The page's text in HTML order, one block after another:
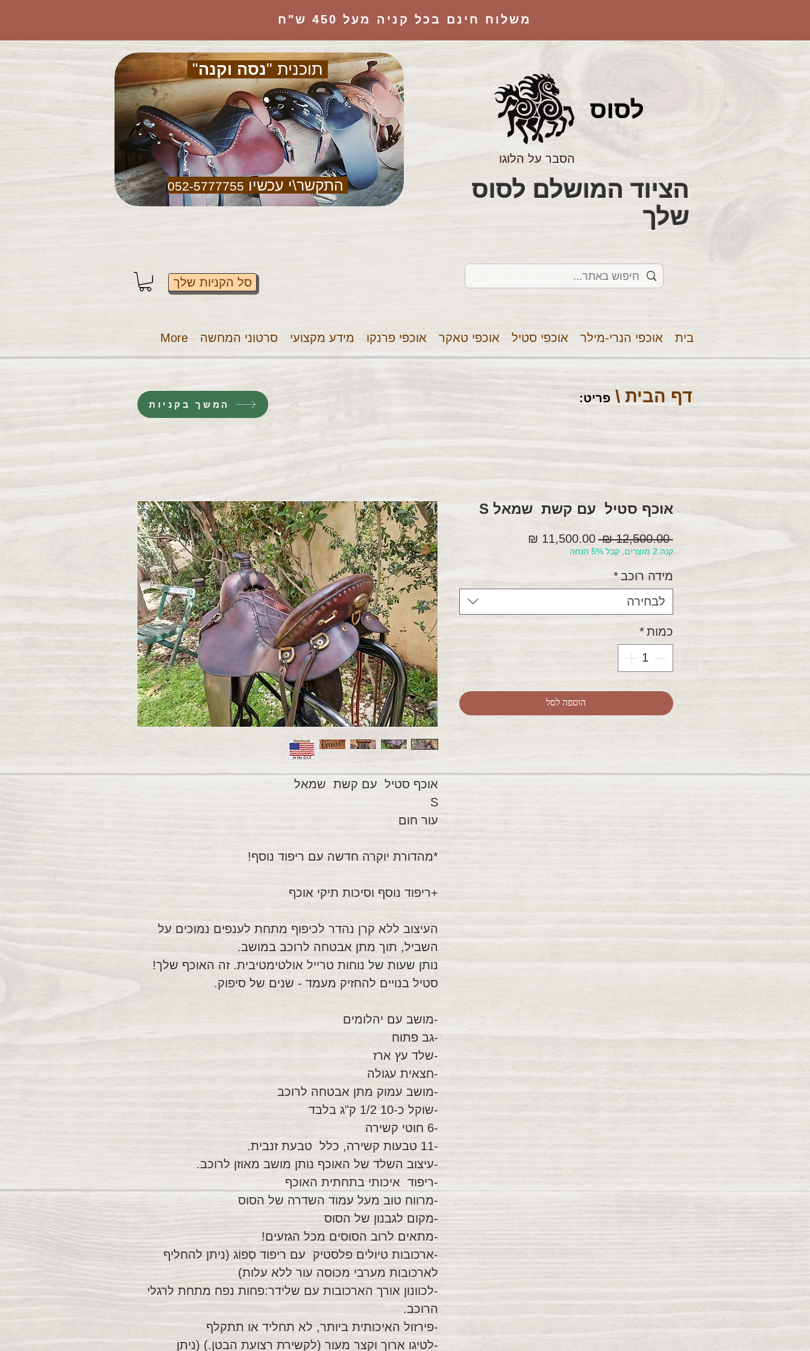
משלוח חינם בכל קניה מעל 450 ש"ח
תוכנית "נסה וקנה"
התקשר\י עכשיו 052-5777755
סל הקניות שלך
לסוס
הסבר על הלוגו
שלך
בית אוכפי הנרי-מילר אוכפי סטיל אוכפי טאקר אוכפי פרנקו מידע מקצועי סרטוני המחשה More
דף הבית \ פריט:
אוכף סטיל עם קשת שמאל
S
עור חום
*מהדורת יוקרה חדשה עם ריפוד נוסף!
+ריפוד נוסף וסיכות תיקי אוכף
העיצוב ללא קרן נהדר לכיפוף מתחת לענפים נמוכים על
השביל, תוך מתן אבטחה לרוכב במושב.
נותן שעות של נוחות טרייל אולטימטיבית. זה האוכף שלך!
סטיל בנויים להחזיק מעמד - שנים של סיפוק.
-מושב עם יהלומים
-גב פתוח
-שלד עץ ארז
-חצאית עגולה
-מושב עמוק מתן אבטחה לרוכב
-שוקל כ-10 1/2 ק"ג בלבד
-6 חוטי קשירה
-11 טבעות קשירה, כלל טבעת זנבית.
-עיצוב השלד של האוכף נותן מושב מאוזן לרוכב.
-ריפוד איכותי בתחתית האוכף
-מרווח טוב מעל עמוד השדרה של הסוס
-מקום לגבנון של הסוס
-מתאים לרוב הסוסים מכל הגזעים!
-ארכובות טיולים פלסטיק עם ריפוד סְפוֹג (ניתן להחליף
לארכובות מערבי מכוסה עור ללא עלות)
-לכוונון אורך הארכובות עם שלידר:פחות נפח מתחת לרגלי
הרוכב.
-פירזול האיכותית ביותר, לא תחליד או תתקלף
-לטיגו ארוך וקצר מעור (לקשירת רצועת הבטן.) (ניתן
אוכף סטיל עם קשת שמאל S
‏12,500.00 ‏₪
מחיר
רגיל
‏11,500.00 ‏₪
קנה 2 מוצרים, קבל 5% הנחה
מידה רוכב *
לבחירה
כמות *
הוספה לסל
המשך בקניות